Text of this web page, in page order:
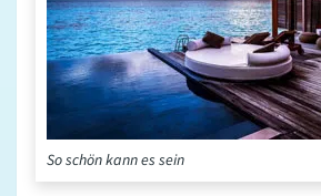
So schön kann es sein